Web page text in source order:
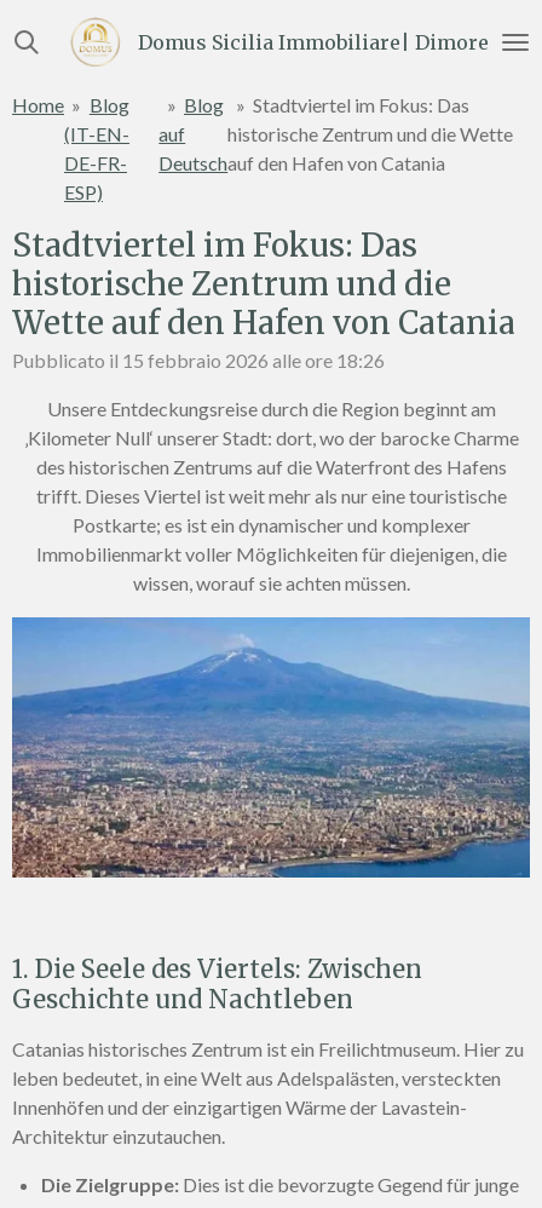
al
principale
Domus Sicilia Immobiliare| Dimore e
Home » Blog
(IT-EN-
DE-FR-
ESP)
» Blog
auf
Deutsch
» Stadtviertel im Fokus: Das
historische Zentrum und die Wette
auf den Hafen von Catania
Stadtviertel im Fokus: Das
historische Zentrum und die
Wette auf den Hafen von Catania
Pubblicato il 15 febbraio 2026 alle ore 18:26
Unsere Entdeckungsreise durch die Region beginnt am
‚Kilometer Null‘ unserer Stadt: dort, wo der barocke Charme
des historischen Zentrums auf die Waterfront des Hafens
trifft. Dieses Viertel ist weit mehr als nur eine touristische
Postkarte; es ist ein dynamischer und komplexer
Immobilienmarkt voller Möglichkeiten für diejenigen, die
wissen, worauf sie achten müssen.
1. Die Seele des Viertels: Zwischen
Geschichte und Nachtleben
Catanias historisches Zentrum ist ein Freilichtmuseum. Hier zu
leben bedeutet, in eine Welt aus Adelspalästen, versteckten
Innenhöfen und der einzigartigen Wärme der Lavastein-
Architektur einzutauchen.
Die Zielgruppe: Dies ist die bevorzugte Gegend für junge